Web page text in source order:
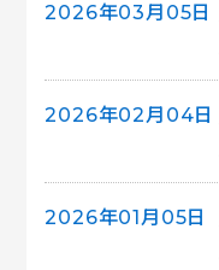
2026年03月05日
2026年02月04日
2026年01月05日